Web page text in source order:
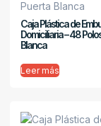
Caja Plástica de
Domiciliaria – 48
Blanca
Leer más